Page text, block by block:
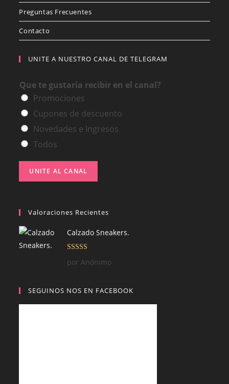
Preguntas Frecuentes
Contacto
UNITE A NUESTRO CANAL DE TELEGRAM
Que te gustaria recibir en el canal?
Promociones
Cupones de descuento
Novedades e Ingresos
Todos
UNITE AL CANAL
Valoraciones Recientes
Calzado Sneakers.
Valorado con
5
por Anónimo
SEGUINOS NOS EN FACEBOOK